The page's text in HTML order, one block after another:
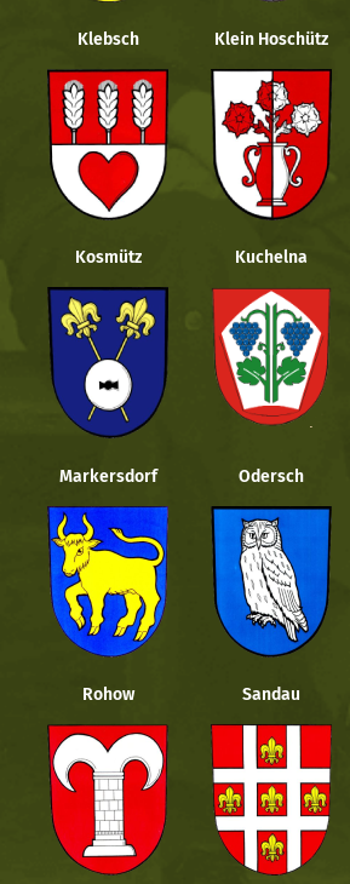
Klebsch Klein Hoschütz
Kosmütz Kuchelna
Markersdorf Odersch
Rohow Sandau